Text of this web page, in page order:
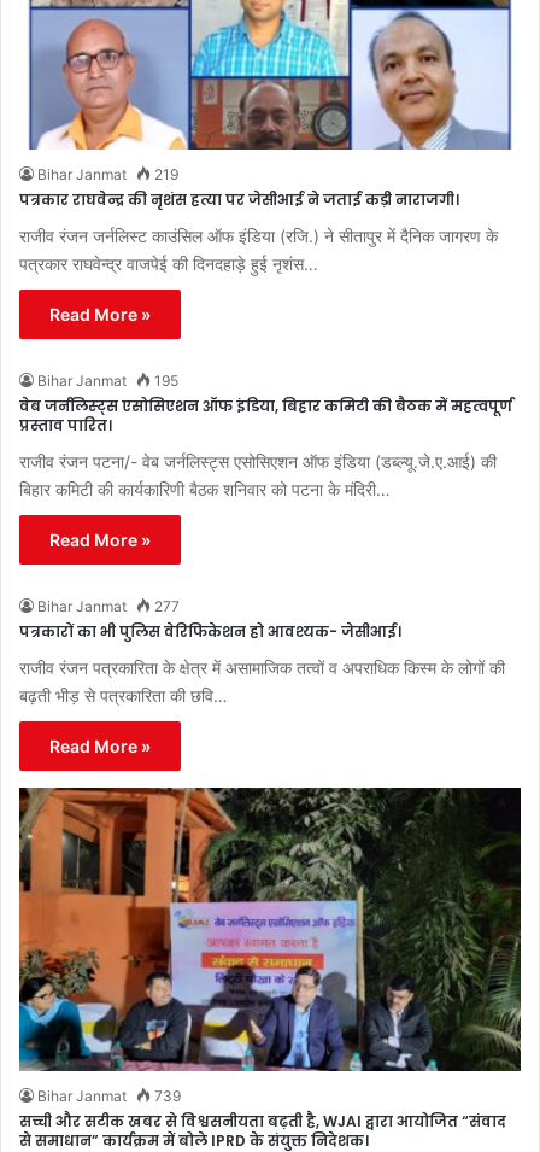
Bihar Janmat 219
पत्रकार राघवेन्द्र की नृशंस हत्या पर जेसीआई ने जताई कड़ी नाराजगी।
राजीव रंजन जर्नलिस्ट काउंसिल ऑफ इंडिया (रजि.) ने सीतापुर में दैनिक जागरण के
पत्रकार राघवेन्द्र वाजपेई की दिनदहाड़े हुई नृशंस…
Read More »
Bihar Janmat 195
वेब जर्नलिस्ट्स एसोसिएशन ऑफ इंडिया, बिहार कमिटी की बैठक में महत्वपूर्ण
प्रस्ताव पारित।
राजीव रंजन पटना/- वेब जर्नलिस्ट्स एसोसिएशन ऑफ इंडिया (डब्ल्यू.जे.ए.आई) की
बिहार कमिटी की कार्यकारिणी बैठक शनिवार को पटना के मंदिरी…
Read More »
Bihar Janmat 277
पत्रकारों का भी पुलिस वेरिफिकेशन हो आवश्यक- जेसीआई।
राजीव रंजन पत्रकारिता के क्षेत्र में असामाजिक तत्वों व अपराधिक किस्म के लोगों की
बढ़ती भीड़ से पत्रकारिता की छवि…
Read More »
Bihar Janmat 739
सच्ची और सटीक खबर से विश्वसनीयता बढ़ती है, WJAI द्वारा आयोजित “संवाद
से समाधान” कार्यक्रम में बोले IPRD के संयुक्त निदेशक।